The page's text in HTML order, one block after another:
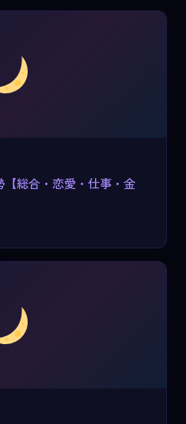
総合・恋愛・仕事・金